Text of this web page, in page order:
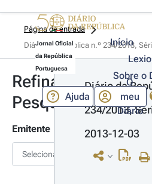
Jornal Oficial
da República
Portuguesa
Início
Sobre o
Ajuda
O
meu
Diário
Página de entrada
Diário da República n.º 234/2013,
Refinar
Pesquisa
Emitente
Selecionar
Diário da
234/2013,
2013-12-03